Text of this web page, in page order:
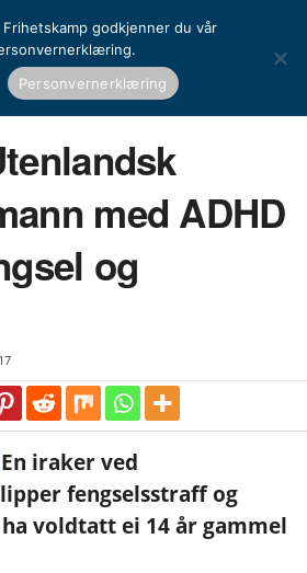
voldtektsmann med ADHD slipper fengsel og
med ADHD
og
En iraker ved
fengselsstraff og
voldtatt ei 14 år gammel
godkjenner du vår
Personvernerklæring